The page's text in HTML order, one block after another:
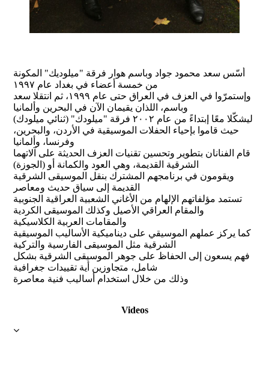
أسّس سعد محمود جواد وباسم هوار فرقة "ميلوديك" المكونة
من خمسة أعضاء في بغداد عام ١٩٩٧
وإستمرّوا في العزف في العراق حتى عام ١٩٩٩، ثم انتقلا سعد
وباسم، اللذان يقيمان الآن في البحرين وألمانيا
ليشكّلا معًا إبتداءً من عام ٢٠٠٢ فرقة "ميلودك" (ثنائي ميلودك)
حيث قاموا بإحياء الحفلات الموسيقية في الأردن، والبحرين،
وفرنسا، وألمانيا
قام الفنانان بتطوير وتحسين تقنيات العزف الحديثة على آلاتهما
الشرقية القديمة، وهي العود والكمانة أو (الجوزة)
ويقومون في برنامجهم المشترك بنقل الموسيقى الشرقية
القديمة إلى سياق حديث ومعاصر
تستمد مؤلفاتهم الإلهام من الأغاني الشعبية العراقية الجنوبية
والمقام العراقي الأصيل وكذلك الموسيقى الكردية
والمقامات العربية الكلاسيكية
كما يركز عملهم الموسيقي على ديناميكية الأساليب الموسيقية
الشرقية مثل الموسيقى الفارسية والتركية
فهم يسعون إلى الحفاظ على جوهر الموسيقى الشرقية بشكل
شامل، متجاوزين أية تقييدات جغرافية
وذلك من خلال استخدام أساليب فنية معاصرة
Videos